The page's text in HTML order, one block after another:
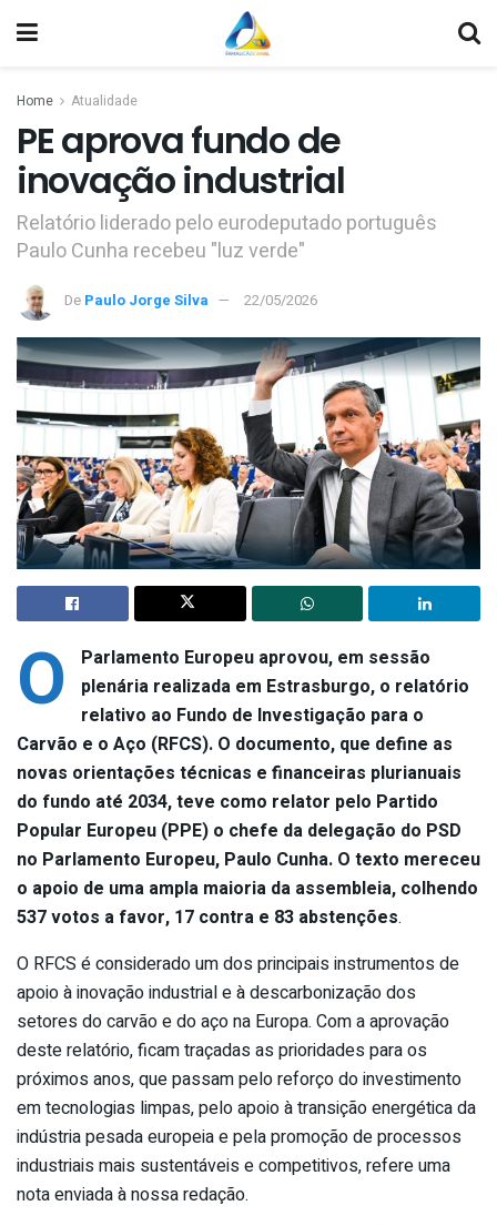
Home Atualidade
PE aprova fundo de
inovação industrial
Relatório liderado pelo eurodeputado português
Paulo Cunha recebeu "luz verde"
De Paulo Jorge Silva 22/05/2026
O
Parlamento Europeu aprovou, em sessão
plenária realizada em Estrasburgo, o relatório
relativo ao Fundo de Investigação para o
Carvão e o Aço (RFCS). O documento, que define as
novas orientações técnicas e financeiras plurianuais
do fundo até 2034, teve como relator pelo Partido
Popular Europeu (PPE) o chefe da delegação do PSD
no Parlamento Europeu, Paulo Cunha. O texto mereceu
o apoio de uma ampla maioria da assembleia, colhendo
537 votos a favor, 17 contra e 83 abstenções.
O RFCS é considerado um dos principais instrumentos de
apoio à inovação industrial e à descarbonização dos
setores do carvão e do aço na Europa. Com a aprovação
deste relatório, ficam traçadas as prioridades para os
próximos anos, que passam pelo reforço do investimento
em tecnologias limpas, pelo apoio à transição energética da
indústria pesada europeia e pela promoção de processos
industriais mais sustentáveis e competitivos, refere uma
nota enviada à nossa redação.